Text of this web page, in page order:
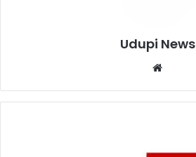
Udupi News